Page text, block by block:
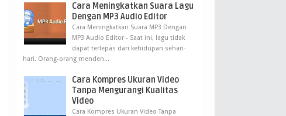
Cara Meningkatkan Suara Lagu
Dengan MP3 Audio Editor
Cara Meningkatkan Suara MP3 Dengan
MP3 Audio Editor - Saat ini, lagu tidak
dapat terlepas dari kehidupan sehari-
hari. Orang-orang menden...
Cara Kompres Ukuran Video
Tanpa Mengurangi Kualitas
Video
Cara Kompres Ukuran Video Tanpa